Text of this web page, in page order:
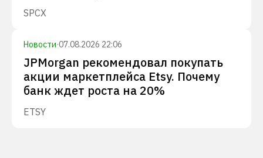
SPCX
Новости·07.08.2026 22:06
JPMorgan рекомендовал покупать
акции маркетплейса Etsy. Почему
банк ждет роста на 20%
ETSY